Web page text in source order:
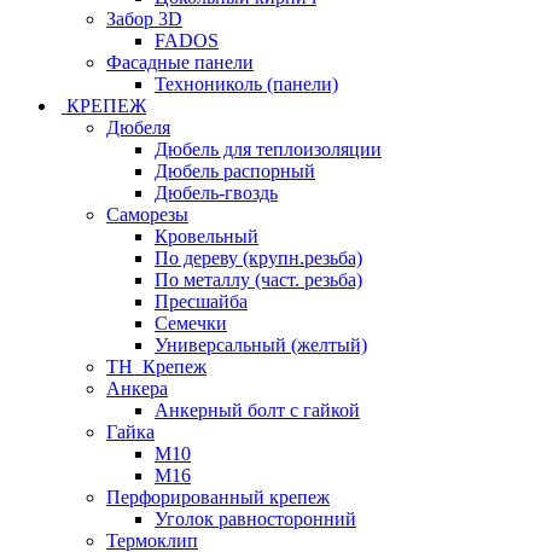
Забор 3D
FADOS
Фасадные панели
Технониколь (панели)
КРЕПЕЖ
Дюбеля
Дюбель для теплоизоляции
Дюбель распорный
Дюбель-гвоздь
Саморезы
Кровельный
По дереву (крупн.резьба)
По металлу (част. резьба)
Пресшайба
Семечки
Универсальный (желтый)
ТН_Крепеж
Анкера
Анкерный болт с гайкой
Гайка
М10
М16
Перфорированный крепеж
Уголок равносторонний
Термоклип